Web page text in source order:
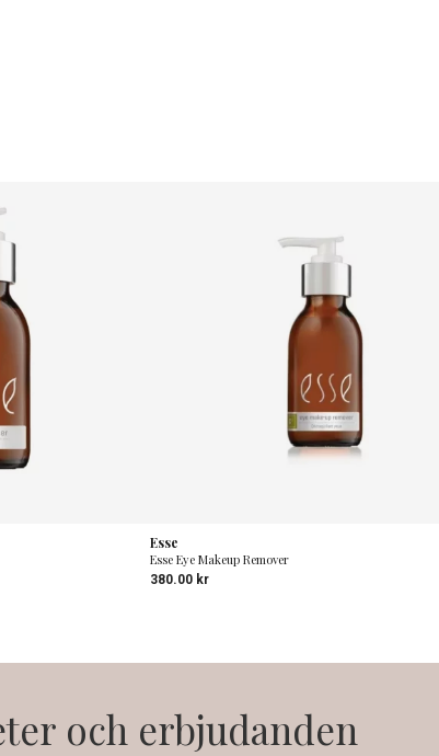
Esse
Esse Eye Makeup Remover
380.00 kr
och erbjudanden